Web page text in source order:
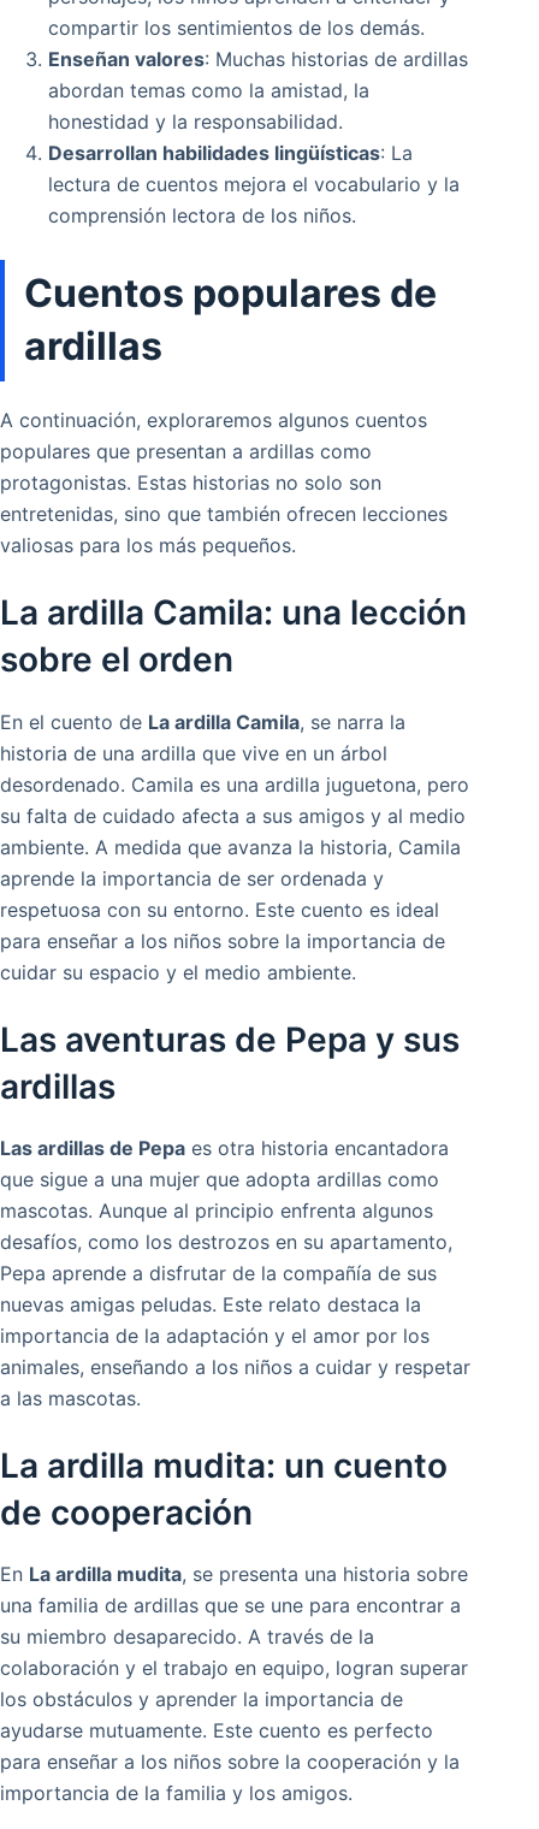
compartir los sentimientos de los demás.
Enseñan valores: Muchas historias de ardillas
abordan temas como la amistad, la
honestidad y la responsabilidad.
Desarrollan habilidades lingüísticas: La
lectura de cuentos mejora el vocabulario y la
comprensión lectora de los niños.
Cuentos populares de
ardillas
A continuación, exploraremos algunos cuentos
populares que presentan a ardillas como
protagonistas. Estas historias no solo son
entretenidas, sino que también ofrecen lecciones
valiosas para los más pequeños.
La ardilla Camila: una lección
sobre el orden
En el cuento de La ardilla Camila, se narra la
historia de una ardilla que vive en un árbol
desordenado. Camila es una ardilla juguetona, pero
su falta de cuidado afecta a sus amigos y al medio
ambiente. A medida que avanza la historia, Camila
aprende la importancia de ser ordenada y
respetuosa con su entorno. Este cuento es ideal
para enseñar a los niños sobre la importancia de
cuidar su espacio y el medio ambiente.
Las aventuras de Pepa y sus
ardillas
Las ardillas de Pepa es otra historia encantadora
que sigue a una mujer que adopta ardillas como
mascotas. Aunque al principio enfrenta algunos
desafíos, como los destrozos en su apartamento,
Pepa aprende a disfrutar de la compañía de sus
nuevas amigas peludas. Este relato destaca la
importancia de la adaptación y el amor por los
animales, enseñando a los niños a cuidar y respetar
a las mascotas.
La ardilla mudita: un cuento
de cooperación
En La ardilla mudita, se presenta una historia sobre
una familia de ardillas que se une para encontrar a
su miembro desaparecido. A través de la
colaboración y el trabajo en equipo, logran superar
los obstáculos y aprender la importancia de
ayudarse mutuamente. Este cuento es perfecto
para enseñar a los niños sobre la cooperación y la
importancia de la familia y los amigos.